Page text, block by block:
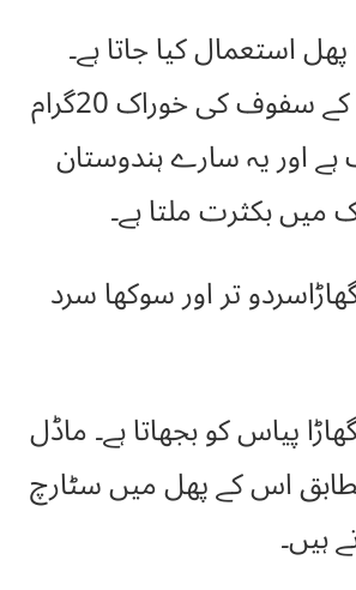
استعمال کیا جاتا ہے۔
خشک سنگھاڑا کے سفوف کی خوراک 20گرام
تک ہے اور یہ سارے ہندوستان
میں بکثرت ملتا ہے۔
تر اور سوکھا سرد
پیاس کو بجھاتا ہے۔ ماڈل
اس کے پھل میں سٹارچ
ہیں۔